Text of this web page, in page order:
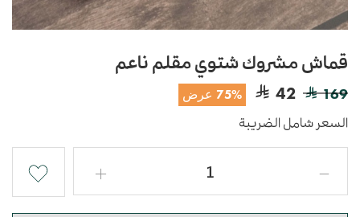
قماش مشروك شتوي مقلم ناعم
169
42 75% عرض
السعر شامل الضريبة